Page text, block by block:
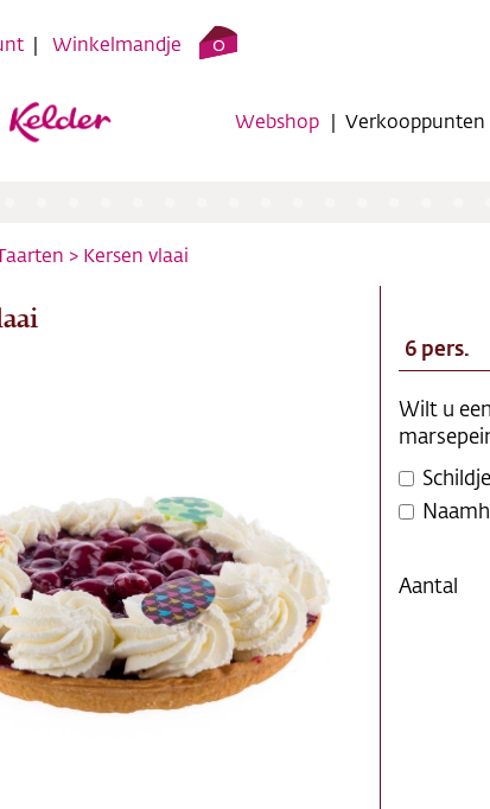
Winkelmandje 0
Webshop Verkooppunten
Bezorging
Contact
Vacatures
> Kersen vlaai
6 pers.
Wilt u
Schildje
Aantal